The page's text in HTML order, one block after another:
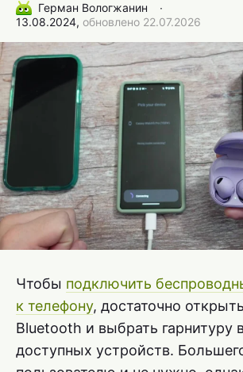
Герман Вологжанин
∙
13.08.2024, обновлено 22.07.2026
Чтобы подключить
к телефону, достаточно
Bluetooth и выбрать гарнитуру
доступных устройств.